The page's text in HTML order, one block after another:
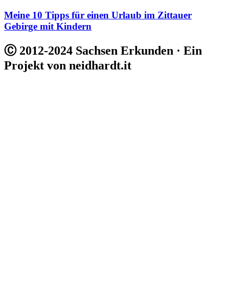
Meine 10 Tipps für einen Urlaub im Zittauer
Gebirge mit Kindern
Ⓒ 2012-2024 Sachsen Erkunden · Ein
Projekt von neidhardt.it